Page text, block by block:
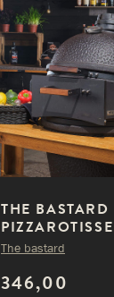
THE BASTARD
346,00
The bastard